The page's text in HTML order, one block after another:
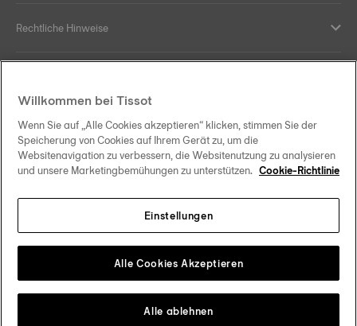
Rechtliche Hinweise
Ihre Vorteile
Österreich Zu einem anderen Land wechseln
Tissot Copyrights 2026
Willkommen bei Tissot
Wenn Sie auf „Alle Cookies akzeptieren“ klicken, stimmen Sie der
Speicherung von Cookies auf Ihrem Gerät zu, um die
Websitenavigation zu verbessern, die Websitenutzung zu analysieren
und unsere Marketingbemühungen zu unterstützen. Cookie-Richtlinie
Einstellungen
Alle ablehnen
Alle Cookies Akzeptieren